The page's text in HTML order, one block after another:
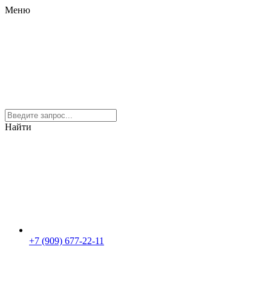
Меню
Найти
+7 (909) 677-22-11